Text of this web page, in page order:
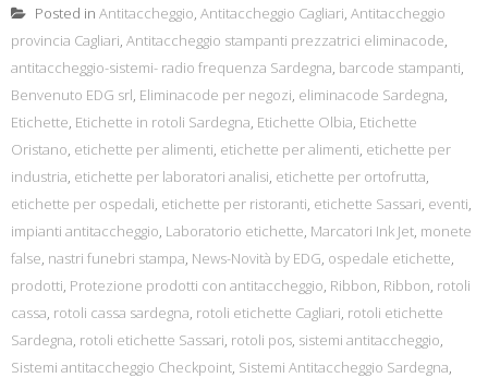
Posted in Antitaccheggio, Antitaccheggio Cagliari, Antitaccheggio
provincia Cagliari, Antitaccheggio stampanti prezzatrici eliminacode,
antitaccheggio-sistemi- radio frequenza Sardegna, barcode stampanti,
Benvenuto EDG srl, Eliminacode per negozi, eliminacode Sardegna,
Etichette, Etichette in rotoli Sardegna, Etichette Olbia, Etichette
Oristano, etichette per alimenti, etichette per alimenti, etichette per
industria, etichette per laboratori analisi, etichette per ortofrutta,
etichette per ospedali, etichette per ristoranti, etichette Sassari, eventi,
impianti antitaccheggio, Laboratorio etichette, Marcatori Ink Jet, monete
false, nastri funebri stampa, News-Novità by EDG, ospedale etichette,
prodotti, Protezione prodotti con antitaccheggio, Ribbon, Ribbon, rotoli
cassa, rotoli cassa sardegna, rotoli etichette Cagliari, rotoli etichette
Sardegna, rotoli etichette Sassari, rotoli pos, sistemi antitaccheggio,
Sistemi antitaccheggio Checkpoint, Sistemi Antitaccheggio Sardegna,